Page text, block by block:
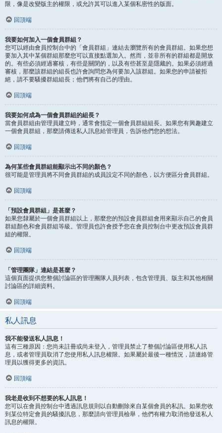
限，像是改變版主的權限，或允許其可以進入某個私密性的版面。
回頂端
我要如何加入一個會員群組？
您可以經由會員控制台中的「會員群組」連結去瀏覽所有的會員群組。如果您想
要加入其中某個群組那麼您可以直接點選加入。然而，並非所有的群組都是開放
的。有些必須經過審核，有些是關閉的，以及有些甚至是隱藏的。如果必須經過
審核，那麼該群組的組長也許會詢問您為何要加入該群組。如果您的申請被拒
絕，請不要騷擾群組組長；他們將有自己的理由。
回頂端
我要如何成為一個會員群組的組長？
當會員群組由管理員建立時，通常會指定一個會員群組組長。如果您有興趣建立
一個會員群組，那麼請傳送私人訊息給管理員，告訴他們您的想法。
回頂端
為何某些會員群組能顯示出不同的顏色？
很可能是管理員將不同會員群組的成員設定不同的顏色，以方便區分會員群組。
回頂端
「預設會員群組」是甚麼？
如果您隸屬於一個會員群組以上，那麼您的預設會員群組會用來顯示自己的會員
群組顏色和會員群組等級。管理員也許會授予您在會員控制台中更改預設會員群
組的權限。
回頂端
「管理團隊」連結是甚麼？
這個頁面提供您整個討論區的管理團隊人員列表，包含管理員、版主和其他相關
討論區的詳細資料。
回頂端
私人訊息
我不能發送私人訊息！
這有三種原因：您尚未註冊或尚未登入，管理員禁止了整個討論區使用私人訊
息，或者管理員取消了您使用私人訊息權限。如果屬於最後一種情況，請連絡管
理員以獲得更多的資訊。
回頂端
我老是收到不想要的私人訊息！
您可以在會員控制台中透過訊息規則以自動刪除來自某個會員的私訊。如果您收
到某位特定會員的騷擾訊息，那麼請向管理員檢舉，他們有權力取消他發送私人
訊息的權限。